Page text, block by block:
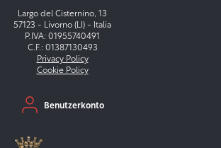
Largo del Cisternino, 13
57123 - Livorno (LI) - Italia
P.IVA: 01955740491
C.F.: 01387130493
Privacy Policy
Cookie Policy
Menu secondario
Benutzerkonto